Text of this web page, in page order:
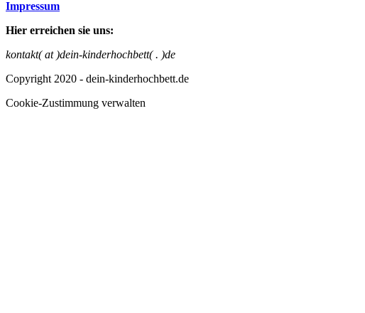
Impressum
Hier erreichen sie uns:
kontakt( at )dein-kinderhochbett( . )de
Copyright 2020 - dein-kinderhochbett.de
Cookie-Zustimmung verwalten